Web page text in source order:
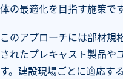
体の最適化を目指す施策です
このアプローチには部材規
されたプレキャスト製品や
す。建設現場ごとに適応す